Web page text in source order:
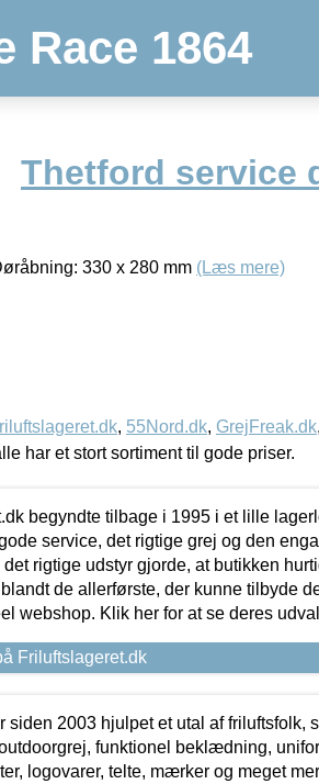
Race 1864
Thetford service
330 x 280 mm (Læs mere)
, 55Nord.dk, GrejFreak.dk,
har et stort sortiment til gode priser.
begyndte tilbage i 1995 i et lille
service, det rigtige grej og den
rigtige udstyr gjorde, at butikken
de allerførste, der kunne tilbyde
webshop. Klik her for at se deres
Friluftslageret.dk
siden 2003 hjulpet et utal af friluftsfolk,
funktionel beklædning,
logovarer, telte, mærker og meget